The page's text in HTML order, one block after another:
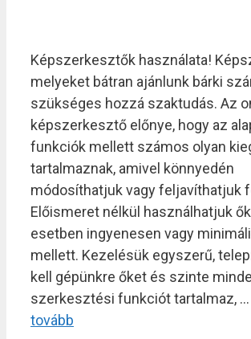
Képszerkesztők használata!
melyeket bátran ajánlunk bárki
szükséges hozzá szaktudás. Az
képszerkesztő előnye, hogy az
funkciók mellett számos olyan
tartalmaznak, amivel könnyedén
módosíthatjuk vagy feljavíthatjuk
Előismeret nélkül használhatjuk
esetben ingyenesen vagy
mellett. Kezelésük egyszerű,
kell gépünkre őket és szinte
szerkesztési funkciót tartalmaz, …
tovább